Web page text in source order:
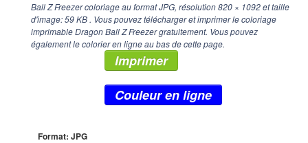
Ball Z Freezer coloriage au format JPG, résolution820 × 1092et taille
d'image: 59 KB . Vous pouvez télécharger et imprimer le coloriage
imprimable Dragon Ball Z Freezer gratuitement. Vous pouvez
également le colorier en ligne au bas de cette page.
Imprimer
Couleur en ligne
Format: JPG